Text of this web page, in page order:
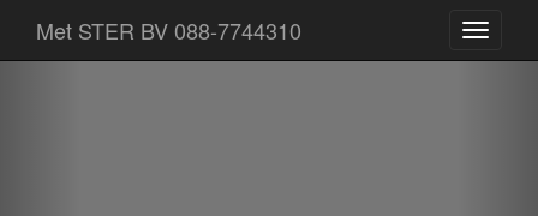
Een
losse
Met STER BV 088-7744310
Terug